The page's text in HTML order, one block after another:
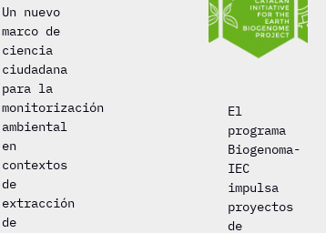
Un nuevo
marco de
ciencia
ciudadana
para la
monitorización
ambiental
en
contextos
de
extracción
de
El
programa
Biogenoma-
IEC
impulsa
proyectos
de